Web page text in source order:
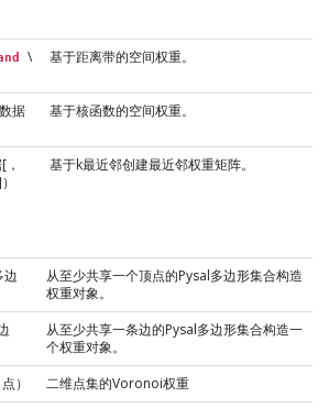
\
基于距离带的空间权重。
据
基于核函数的空间权重。
基于k最近邻创建最近邻权重矩阵。
边
从至少共享一个顶点的Pysal多边形集合构造
权重对象。
从至少共享一条边的Pysal多边形集合构造一
个权重对象。
点） 二维点集的Voronoi权重